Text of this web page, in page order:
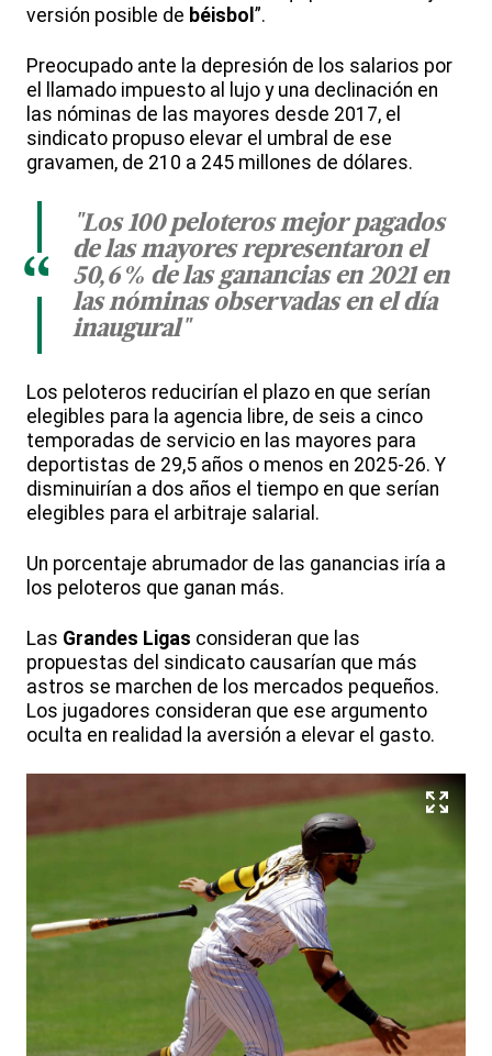
versión posible de béisbol ”.
Preocupado ante la depresión de los salarios por
el llamado impuesto al lujo y una declinación en
las nóminas de las mayores desde 2017, el
sindicato propuso elevar el umbral de ese
gravamen, de 210 a 245 millones de dólares.
"Los 100 peloteros mejor pagados
de las mayores representaron el
50,6% de las ganancias en 2021 en
las nóminas observadas en el día
inaugural"
“
Los peloteros reducirían el plazo en que serían
elegibles para la agencia libre, de seis a cinco
temporadas de servicio en las mayores para
deportistas de 29,5 años o menos en 2025-26. Y
disminuirían a dos años el tiempo en que serían
elegibles para el arbitraje salarial.
Un porcentaje abrumador de las ganancias iría a
los peloteros que ganan más.
Las Grandes Ligas consideran que las
propuestas del sindicato causarían que más
astros se marchen de los mercados pequeños.
Los jugadores consideran que ese argumento
oculta en realidad la aversión a elevar el gasto.